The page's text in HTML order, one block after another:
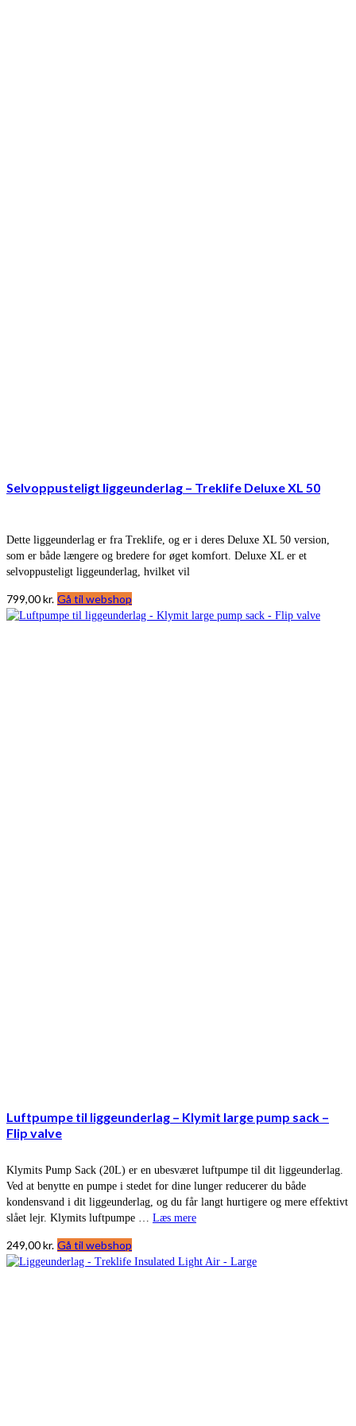
Selvoppusteligt liggeunderlag – Treklife Deluxe XL 50
Dette liggeunderlag er fra Treklife, og er i deres Deluxe XL 50 version,
som er både længere og bredere for øget komfort. Deluxe XL er et
selvoppusteligt liggeunderlag, hvilket vil
799,00kr. Gå til webshop
Luftpumpe til liggeunderlag – Klymit large pump sack –
Flip valve
Klymits Pump Sack (20L) er en ubesværet luftpumpe til dit liggeunderlag.
Ved at benytte en pumpe i stedet for dine lunger reducerer du både
kondensvand i dit liggeunderlag, og du får langt hurtigere og mere effektivt
slået lejr. Klymits luftpumpe … Læs mere
249,00kr. Gå til webshop